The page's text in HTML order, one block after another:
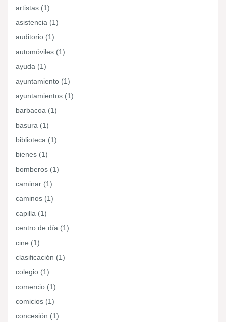
artistas (1)
asistencia (1)
auditorio (1)
automóviles (1)
ayuda (1)
ayuntamiento (1)
ayuntamientos (1)
barbacoa (1)
basura (1)
biblioteca (1)
bienes (1)
bomberos (1)
caminar (1)
caminos (1)
capilla (1)
centro de día (1)
cine (1)
clasificación (1)
colegio (1)
comercio (1)
comicios (1)
concesión (1)